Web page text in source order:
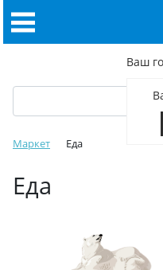
Ваш
Маркет Еда
Еда